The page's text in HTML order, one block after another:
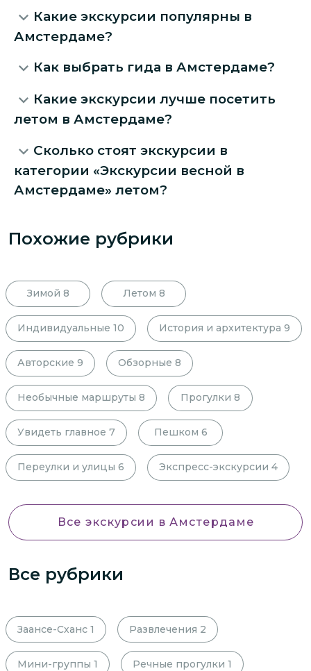
Какие экскурсии популярны в
Амстердаме?
Как выбрать гида в Амстердаме?
Какие экскурсии лучше посетить
летом в Амстердаме?
Сколько стоят экскурсии в
категории «Экскурсии весной в
Амстердаме» летом?
Похожие рубрики
Зимой 8 Летом 8
Индивидуальные 10 История и архитектура 9
Авторские 9 Обзорные 8
Необычные маршруты 8 Прогулки 8
Увидеть главное 7 Пешком 6
Переулки и улицы 6 Экспресс-экскурсии 4
Все экскурсии в Амстердаме
Все рубрики
Заансе-Сханс 1 Развлечения 2
Мини-группы 1 Речные прогулки 1